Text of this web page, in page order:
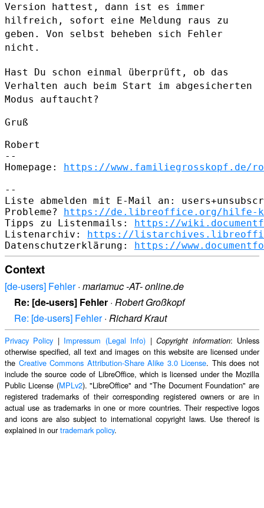
Version hattest, dann ist es immer
hilfreich, sofort eine Meldung raus zu
geben. Von selbst beheben sich Fehler
nicht.
Hast Du schon einmal überprüft, ob das
Verhalten auch beim Start im abgesicherten
Modus auftaucht?
Gruß
Robert
--
Homepage: https://www.familiegrosskopf.de/
--
Liste abmelden mit E-Mail an:
Probleme? https://de.libreoffice.org/hilfe-
Tipps zu Listenmails: https://
Listenarchiv: https://
Datenschutzerklärung: https://
Context
[de-users] Fehler· mariamuc -AT- online.de
Re: [de-users] Fehler · Robert Großkopf
Re: [de-users] Fehler· Richard Kraut
Privacy Policy | Impressum (Legal Info) |Copyright information: Unless
otherwise specified, all text and images on this website are licensed under
the Creative Commons Attribution-Share Alike 3.0 License. This does not
include the source code of LibreOffice, which is licensed under the Mozilla
Public License (MPLv2). "LibreOffice" and "The Document Foundation" are
registered trademarks of their corresponding registered owners or are in
actual use as trademarks in one or more countries. Their respective logos
and icons are also subject to international copyright laws. Use thereof is
explained in ourtrademark policy.